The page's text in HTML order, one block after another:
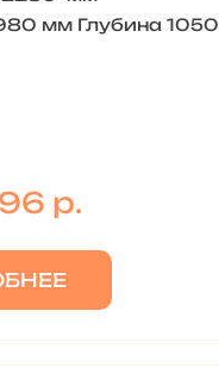
мм Глубина 1050
р.